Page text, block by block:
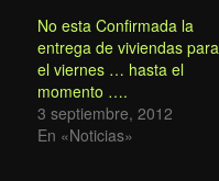
No esta Confirmada la
entrega de viviendas para
el viernes … hasta el
momento ….
3 septiembre, 2012
En «Noticias»